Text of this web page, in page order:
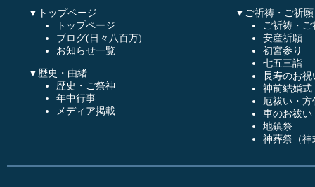
▼トップページ
トップページ
ブログ(日々八百万)
お知らせ一覧
▼歴史・由緒
歴史・ご祭神
年中行事
メディア掲載
▼ご祈祷・ご祈願
ご祈祷・
安産祈願
初宮参り
七五三詣
長寿のお祝
神前結婚式
厄祓い・方
車のお祓い
地鎮祭
神葬祭（神